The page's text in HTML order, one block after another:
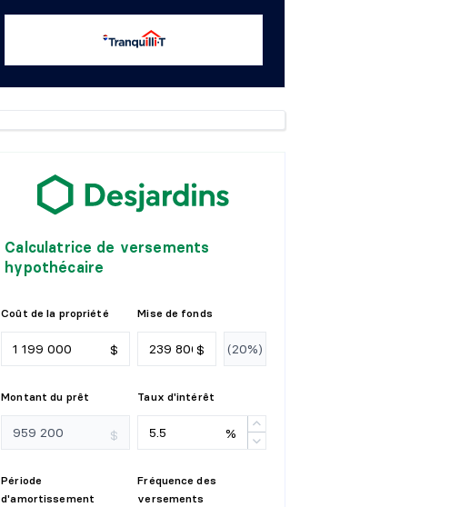
Calculatrice de versements
hypothécaire
Coût de la propriété
$
Mise de fonds
$
Montant du prêt
$
Taux d'intérêt
%
Période
d'amortissement
Fréquence des
versements